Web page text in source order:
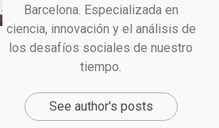
Barcelona. Especializada en
ciencia, innovación y el análisis de
los desafíos sociales de nuestro
tiempo.
See author's posts